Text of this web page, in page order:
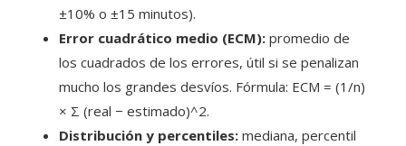
±10% o ±15 minutos).
Error cuadrático medio (ECM): promedio de
los cuadrados de los errores, útil si se penalizan
mucho los grandes desvíos. Fórmula: ECM = (1/n)
× Σ (real − estimado)^2.
Distribución y percentiles: mediana, percentil